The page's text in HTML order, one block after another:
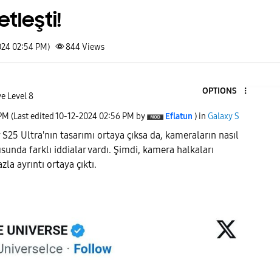
02:54 PM) 844Views
Level 8
OPTIONS
(Last edited ‎10-12-2024 02:56 PM by Eflatun ) in Galaxy S
Ultra'nın tasarımı ortaya çıksa da, kameraların nasıl
farklı iddialar vardı. Şimdi, kamera halkaları
ayrıntı ortaya çıktı.